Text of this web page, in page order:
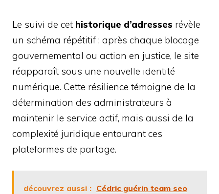
Le suivi de cet historique d’adresses révèle
un schéma répétitif : après chaque blocage
gouvernemental ou action en justice, le site
réapparaît sous une nouvelle identité
numérique. Cette résilience témoigne de la
détermination des administrateurs à
maintenir le service actif, mais aussi de la
complexité juridique entourant ces
plateformes de partage.
découvrez aussi : Cédric guérin team seo